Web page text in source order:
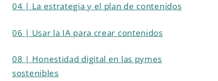
04 | La estrategia y el plan de contenidos
06 | Usar la IA para crear contenidos
08 | Honestidad digital en las pymes
sostenibles